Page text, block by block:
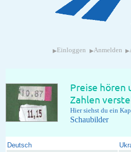
▸ Einloggen ▸Anmelden ▸
Preise hören
Zahlen
Hier siehst du ein
Schaubilder
Deutsch